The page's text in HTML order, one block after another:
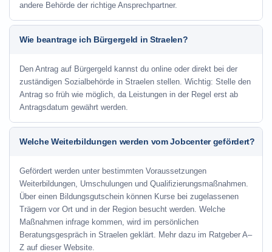
andere Behörde der richtige Ansprechpartner.
Wie beantrage ich Bürgergeld in Straelen?
Den Antrag auf Bürgergeld kannst du online oder direkt bei der
zuständigen Sozialbehörde in Straelen stellen. Wichtig: Stelle den
Antrag so früh wie möglich, da Leistungen in der Regel erst ab
Antragsdatum gewährt werden.
Welche Weiterbildungen werden vom Jobcenter gefördert?
Gefördert werden unter bestimmten Voraussetzungen
Weiterbildungen, Umschulungen und Qualifizierungsmaßnahmen.
Über einen Bildungsgutschein können Kurse bei zugelassenen
Trägern vor Ort und in der Region besucht werden. Welche
Maßnahmen infrage kommen, wird im persönlichen
Beratungsgespräch in Straelen geklärt. Mehr dazu im Ratgeber A–
Z auf dieser Website.